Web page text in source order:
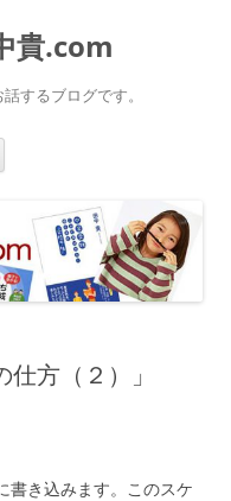
貴.com
するブログです。
ス
キ
ッ
プ
仕方（２）」
き込みます。このスケ